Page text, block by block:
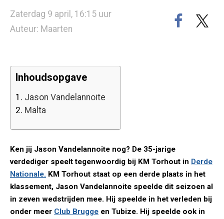
Zaterdag 9 april, 16:15 uur
Auteur: Maarten
Inhoudsopgave
1. Jason Vandelannoite
2. Malta
Ken jij Jason Vandelannoite nog? De 35-jarige
verdediger speelt tegenwoordig bij KM Torhout in Derde
Nationale. KM Torhout staat op een derde plaats in het
klassement, Jason Vandelannoite speelde dit seizoen al
in zeven wedstrijden mee. Hij speelde in het verleden bij
onder meer Club Brugge en Tubize. Hij speelde ook in